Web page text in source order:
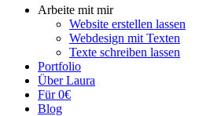
Arbeite mit mir
Website erstellen lassen
Webdesign mit Texten
Texte schreiben lassen
Portfolio
Über Laura
Für 0€
Blog